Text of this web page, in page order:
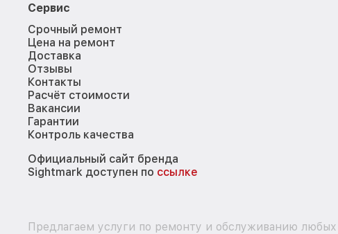
Сервис
Срочный ремонт
Цена на ремонт
Доставка
Отзывы
Контакты
Расчёт стоимости
Вакансии
Гарантии
Контроль качества
Официальный сайт бренда
Sightmark доступен по ссылке
Предлагаем услуги по ремонту и обслуживанию